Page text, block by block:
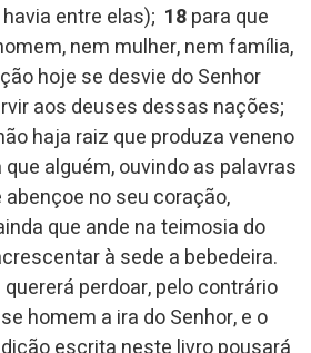
entre elas); 18para que
nem mulher, nem família,
hoje se desvie do Senhor
aos deuses dessas nações;
haja raiz que produza veneno
alguém, ouvindo as palavras
no seu coração,
que ande na teimosia do
à sede a bebedeira.
quererá perdoar, pelo contrário
homem a ira do Senhor, e o